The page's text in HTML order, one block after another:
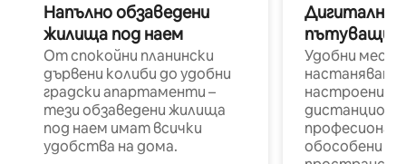
Напълно обзаведени
жилища под наем
От спокойни планински
дървени колиби до удобни
градски апартаменти –
тези обзаведени жилища
под наем имат всички
удобства на дома.
Дигитални
пътуващи
Удобни
настаняване
настроени и
обособени